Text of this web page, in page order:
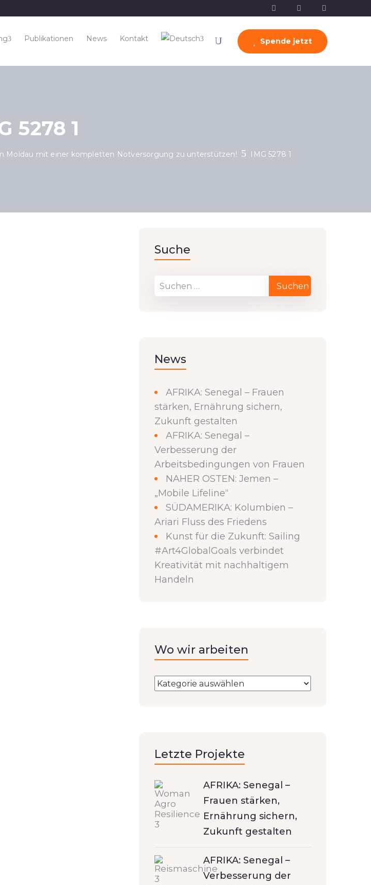
Publikationen News Kontakt Spende jetzt
5278 1
Moldau mit einer kompletten Notversorgung zu unterstützen! IMG 5278 1
Suche
News
AFRIKA: Senegal – Frauen
stärken, Ernährung sichern,
Zukunft gestalten
AFRIKA: Senegal –
Verbesserung der
Arbeitsbedingungen von Frauen
NAHER OSTEN: Jemen –
„Mobile Lifeline“
SÜDAMERIKA: Kolumbien –
Ariari Fluss des Friedens
Kunst für die Zukunft: Sailing
#Art4GlobalGoals verbindet
Kreativität mit nachhaltigem
Handeln
Wo wir arbeiten
Letzte Projekte
AFRIKA: Senegal –
Frauen stärken,
Ernährung sichern,
Zukunft gestalten
AFRIKA: Senegal –
Verbesserung der